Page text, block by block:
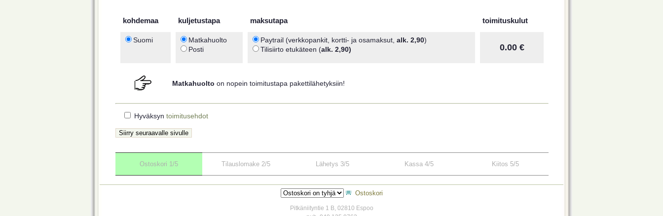
kohdemaa kuljetustapa maksutapa toimituskulut
Suomi
Matkahuolto
Posti
Paytrail (verkkopankit, kortti- ja osamaksut, alk. 2,90)
Tilisiirto etukäteen (alk. 2,90) 0.00 €
Matkahuolto on nopein toimitustapa pakettilähetyksiin!
Hyväksyn toimitusehdot
Ostoskori 1/5 Tilauslomake 2/5 Lähetys 3/5 Kassa 4/5 Kiitos 5/5
Ostoskori
Pitkäniityntie 1 B, 02810 Espoo